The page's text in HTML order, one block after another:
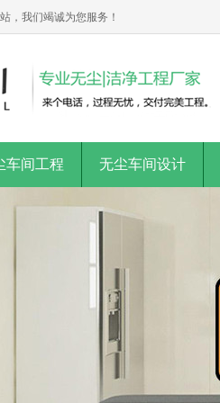
，我们竭诚为您服务！
车间工程 无尘车间设计